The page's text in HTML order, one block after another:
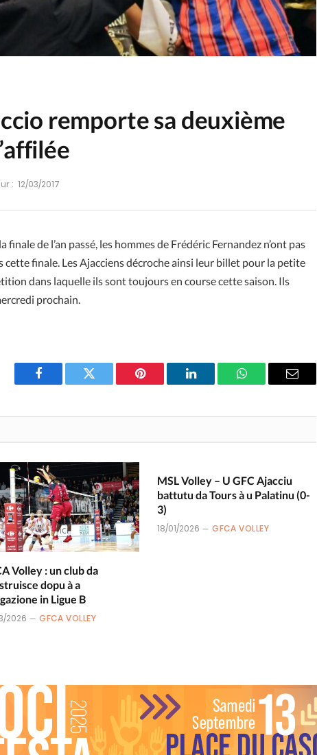
remporte sa deuxième
: 12/03/2017
finale de l’an passé, les hommes de Frédéric Fernandez n’ont pas
cette finale. Les Ajacciens décroche ainsi leur billet pour la petite
dans laquelle ils sont toujours en course cette saison. Ils
prochain.
Facebook Twitter Pinterest LinkedIn WhatsAppEmail
Volley : un club da
dopu à a
in Ligue B
2026 GFCA VOLLEY
MSL Volley – U GFC Ajacciu
battutu da Tours à u Palatinu (0-
3)
18/01/2026 GFCA VOLLEY